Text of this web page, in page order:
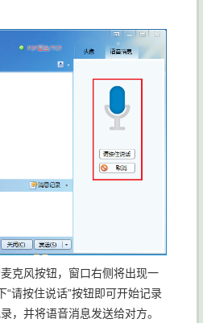
风按钮，窗口右侧将出现一
“请按住说话”按钮即可开始记录
，并将语音消息发送给对方。